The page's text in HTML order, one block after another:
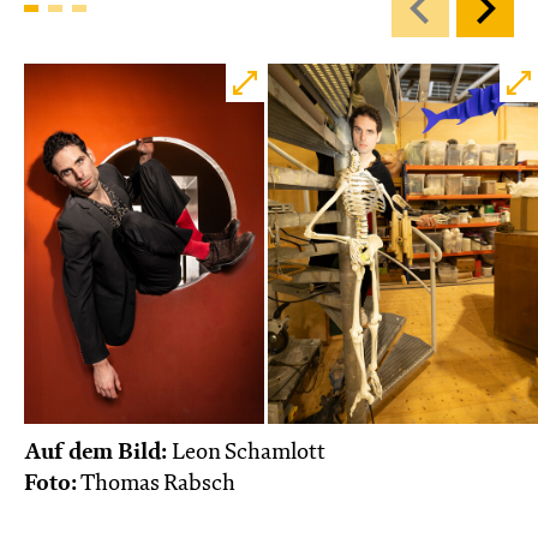
JUNGES SCHAUSPIEL
Wolf
Ein Stück über Mut und Freundschaft
von Saša Stanišić
Regie: Carmen Schwarz
Central 1
Touchtour für sehbehinderte und blinde
Menschen
Mit künstlerischer Audiodeskription
Karten
Auf dem Bild: Leon Schamlott
Foto:Thomas Rabsch